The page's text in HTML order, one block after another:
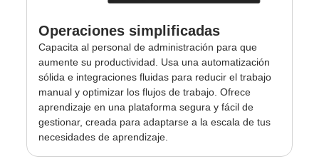
Operaciones simplificadas
Capacita al personal de administración para que
aumente su productividad. Usa una automatización
sólida e integraciones fluidas para reducir el trabajo
manual y optimizar los flujos de trabajo. Ofrece
aprendizaje en una plataforma segura y fácil de
gestionar, creada para adaptarse a la escala de tus
necesidades de aprendizaje.